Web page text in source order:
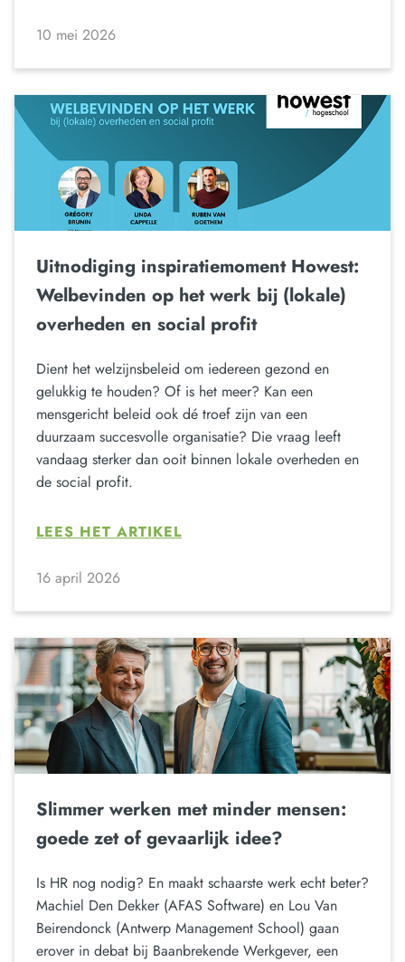
10 mei 2026
Uitnodiging inspiratiemoment Howest:
Welbevinden op het werk bij (lokale)
overheden en social profit
Dient het welzijnsbeleid om iedereen gezond en
gelukkig te houden? Of is het meer? Kan een
mensgericht beleid ook dé troef zijn van een
duurzaam succesvolle organisatie? Die vraag leeft
vandaag sterker dan ooit binnen lokale overheden en
de social profit.
LEES HET ARTIKEL
16 april 2026
Slimmer werken met minder mensen:
goede zet of gevaarlijk idee?
Is HR nog nodig? En maakt schaarste werk echt beter?
Machiel Den Dekker (AFAS Software) en Lou Van
Beirendonck (Antwerp Management School) gaan
erover in debat bij Baanbrekende Werkgever, een